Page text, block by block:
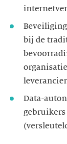
bij de
Data-